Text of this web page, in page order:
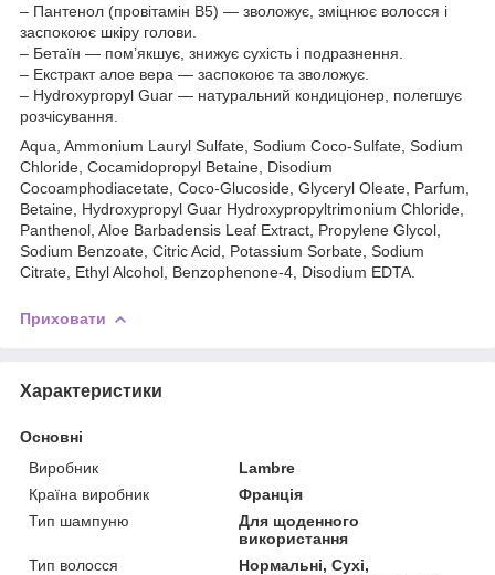
– Пантенол (провітамін B5) — зволожує, зміцнює волосся і
заспокоює шкіру голови.
– Бетаїн — пом’якшує, знижує сухість і подразнення.
– Екстракт алое вера — заспокоює та зволожує.
– Hydroxypropyl Guar — натуральний кондиціонер, полегшує
розчісування.
Aqua, Ammonium Lauryl Sulfate, Sodium Coco-Sulfate, Sodium
Chloride, Cocamidopropyl Betaine, Disodium
Cocoamphodiacetate, Coco-Glucoside, Glyceryl Oleate, Parfum,
Betaine, Hydroxypropyl Guar Hydroxypropyltrimonium Chloride,
Panthenol, Aloe Barbadensis Leaf Extract, Propylene Glycol,
Sodium Benzoate, Citric Acid, Potassium Sorbate, Sodium
Citrate, Ethyl Alcohol, Benzophenone-4, Disodium EDTA.
Приховати
Характеристики
Основні
Виробник
Lambre
Країна виробник
Франція
Тип шампуню
Для щоденного
використання
Тип волосся
Нормальні, Сухі,